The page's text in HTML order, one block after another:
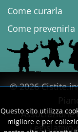
Come curarla
Come prevenirla
© 2026
Legislativo
Questo sito utilizza
migliore e per